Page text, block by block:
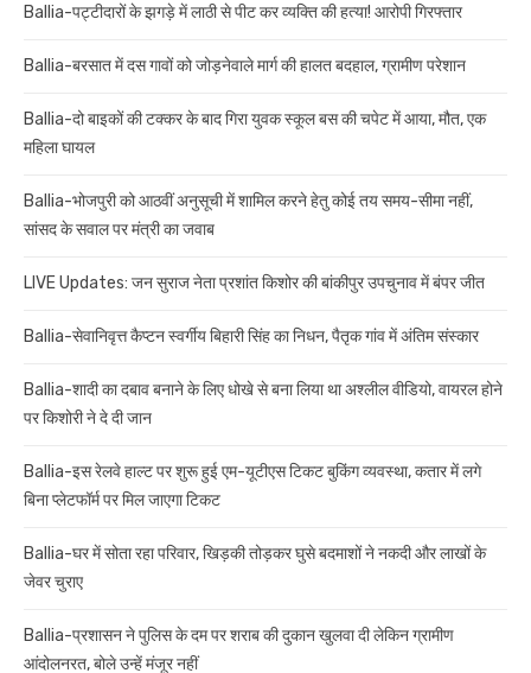
Ballia-पट्टीदारों के झगड़े में लाठी से पीट कर व्यक्ति की हत्या! आरोपी गिरफ्तार
Ballia-बरसात में दस गावों को जोड़नेवाले मार्ग की हालत बदहाल, ग्रामीण परेशान
Ballia-दो बाइकों की टक्कर के बाद गिरा युवक स्कूल बस की चपेट में आया, मौत, एक
महिला घायल
Ballia-भोजपुरी को आठवीं अनुसूची में शामिल करने हेतु कोई तय समय-सीमा नहीं,
सांसद के सवाल पर मंत्री का जवाब
LIVE Updates: जन सुराज नेता प्रशांत किशोर की बांकीपुर उपचुनाव में बंपर जीत
Ballia-सेवानिवृत्त कैप्टन स्वर्गीय बिहारी सिंह का निधन, पैतृक गांव में अंतिम संस्कार
Ballia-शादी का दबाव बनाने के लिए धोखे से बना लिया था अश्लील वीडियो, वायरल होने
पर किशोरी ने दे दी जान
Ballia-इस रेलवे हाल्ट पर शुरू हुई एम-यूटीएस टिकट बुकिंग व्यवस्था, कतार में लगे
बिना प्लेटफॉर्म पर मिल जाएगा टिकट
Ballia-घर में सोता रहा परिवार, खिड़की तोड़कर घुसे बदमाशों ने नकदी और लाखों के
जेवर चुराए
Ballia-प्रशासन ने पुलिस के दम पर शराब की दुकान खुलवा दी लेकिन ग्रामीण
आंदोलनरत, बोले उन्हें मंजूर नहीं